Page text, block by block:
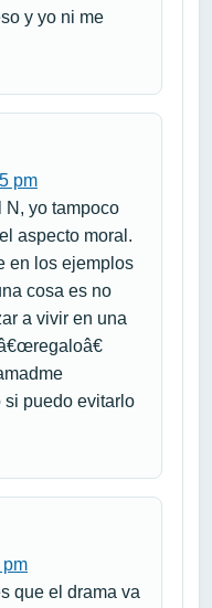
y yo ni me
pm
N, yo tampoco
aspecto moral.
en los ejemplos
cosa es no
a vivir en una
si puedo evitarlo
pm
que el drama va